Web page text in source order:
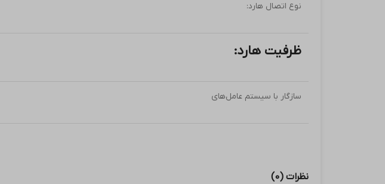
نوع اتصال هارد:
ظرفیت هارد:
سازگار با سیستم‌ عامل‌های
نظرات (0)